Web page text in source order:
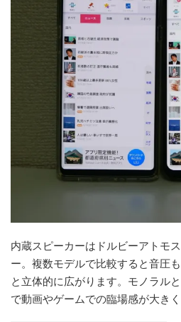
内蔵スピーカーはドルビーアトモ
ー。複数モデルで比較すると音圧
と立体的に広がります。モノラル
で動画やゲームでの臨場感が大き